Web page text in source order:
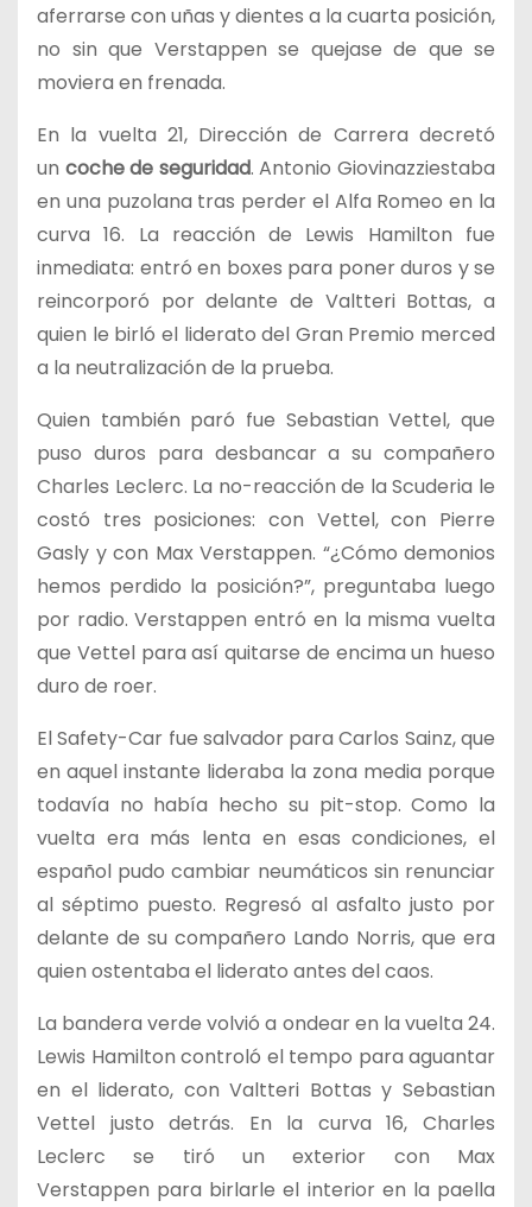
aferrarse con uñas y dientes a la cuarta posición,
no sin que Verstappen se quejase de que se
moviera en frenada.
En la vuelta 21, Dirección de Carrera decretó
un coche de seguridad. Antonio Giovinazziestaba
en una puzolana tras perder el Alfa Romeo en la
curva 16. La reacción de Lewis Hamilton fue
inmediata: entró en boxes para poner duros y se
reincorporó por delante de Valtteri Bottas, a
quien le birló el liderato del Gran Premio merced
a la neutralización de la prueba.
Quien también paró fue Sebastian Vettel, que
puso duros para desbancar a su compañero
Charles Leclerc. La no-reacción de la Scuderia le
costó tres posiciones: con Vettel, con Pierre
Gasly y con Max Verstappen. “¿Cómo demonios
hemos perdido la posición?”, preguntaba luego
por radio. Verstappen entró en la misma vuelta
que Vettel para así quitarse de encima un hueso
duro de roer.
El Safety-Car fue salvador para Carlos Sainz, que
en aquel instante lideraba la zona media porque
todavía no había hecho su pit-stop. Como la
vuelta era más lenta en esas condiciones, el
español pudo cambiar neumáticos sin renunciar
al séptimo puesto. Regresó al asfalto justo por
delante de su compañero Lando Norris, que era
quien ostentaba el liderato antes del caos.
La bandera verde volvió a ondear en la vuelta 24.
Lewis Hamilton controló el tempo para aguantar
en el liderato, con Valtteri Bottas y Sebastian
Vettel justo detrás. En la curva 16, Charles
Leclerc se tiró un exterior con Max
Verstappen para birlarle el interior en la paella